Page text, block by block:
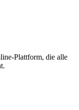
Plattform, die alle